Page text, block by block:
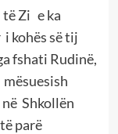
Zi e ka
kohës së tij
fshati Rudinë,
Shkollën
parë